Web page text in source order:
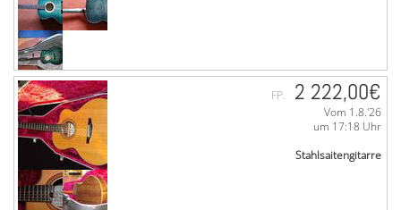
»BOHEMIAN ROZAWOOD BESTZUSTAND
Rozawood BOHEMIANTop erhaltenHörbeispiel auf Youtube
unbedingt ansehen / anhören email: 1b1b1b@online.deDie
blau gebeizte Kombination aus Fichte und ...mehr
FP. 2 222,00€
Vom 1.8.'26
um 17:18 Uhr
Stahlsaitengitarre